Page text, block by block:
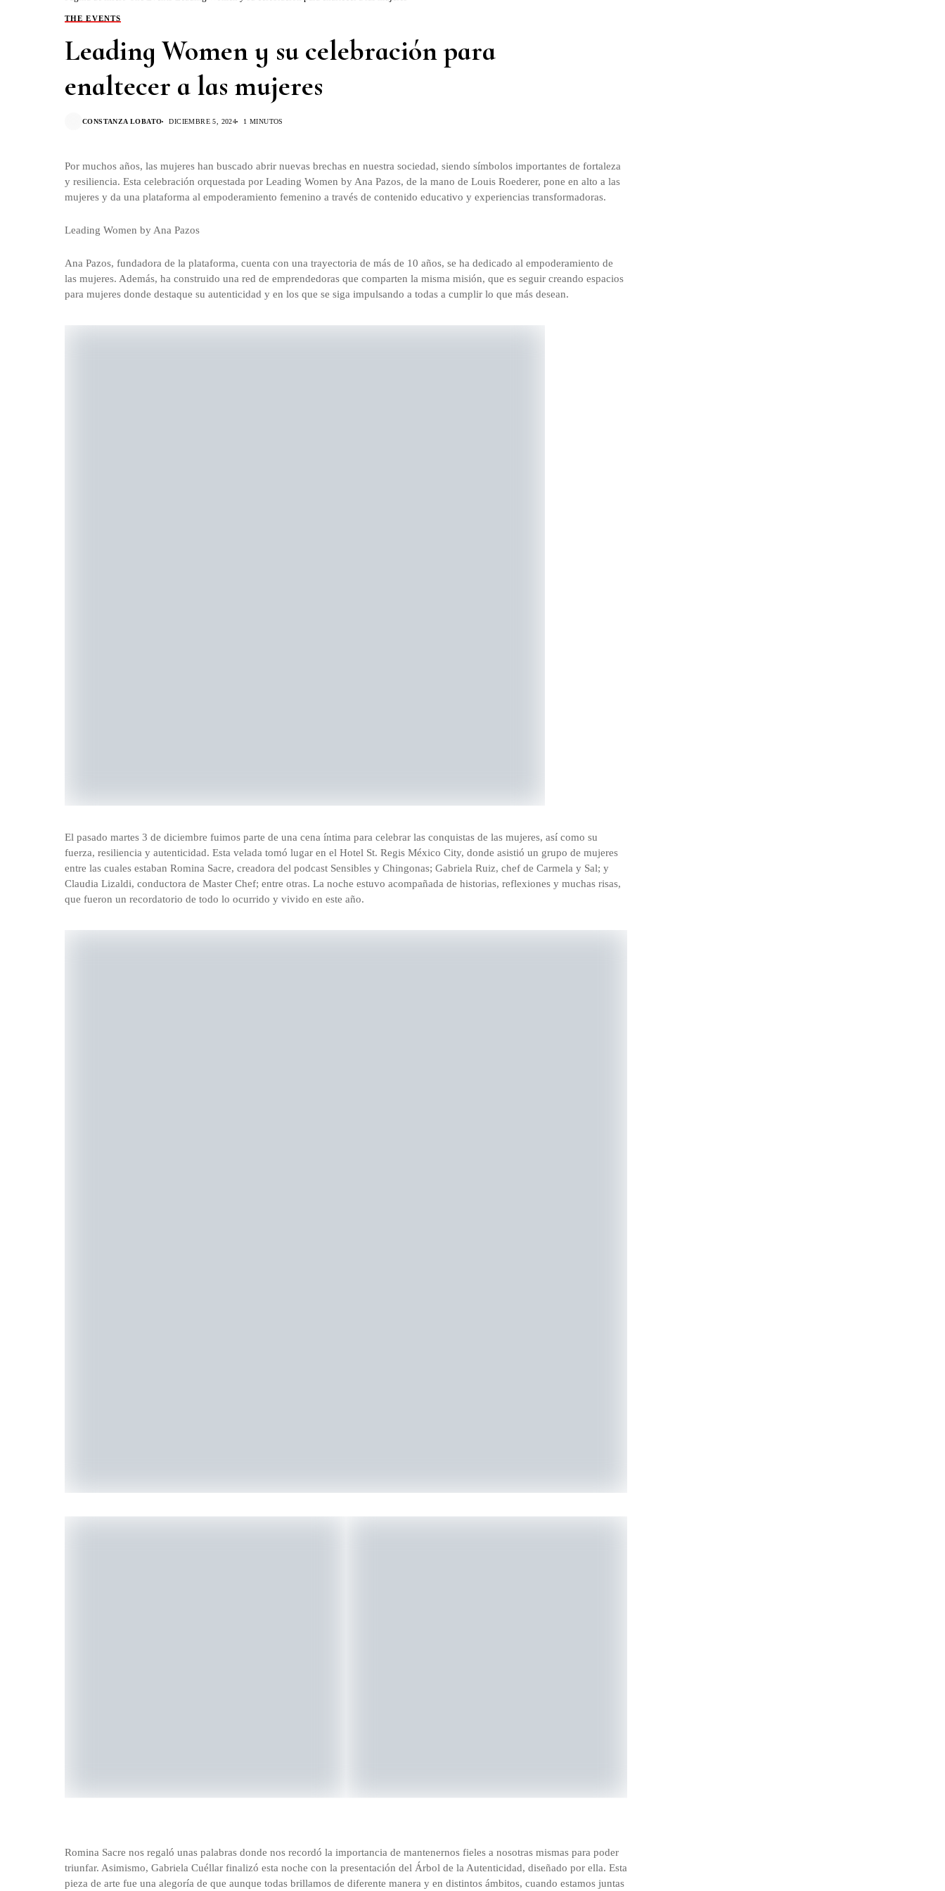
THE EVENTS
Leading Women y su celebración para
enaltecer a las mujeres
CONSTANZA LOBATO DICIEMBRE 5, 2024 1 MINUTOS
Por muchos años, las mujeres han buscado abrir nuevas brechas en nuestra sociedad, siendo símbolos importantes de fortaleza
y resiliencia. Esta celebración orquestada por Leading Women by Ana Pazos, de la mano de Louis Roederer, pone en alto a las
mujeres y da una plataforma al empoderamiento femenino a través de contenido educativo y experiencias transformadoras.
Leading Women by Ana Pazos
Ana Pazos, fundadora de la plataforma, cuenta con una trayectoria de más de 10 años, se ha dedicado al empoderamiento de
las mujeres. Además, ha construido una red de emprendedoras que comparten la misma misión, que es seguir creando espacios
para mujeres donde destaque su autenticidad y en los que se siga impulsando a todas a cumplir lo que más desean.
El pasado martes 3 de diciembre fuimos parte de una cena íntima para celebrar las conquistas de las mujeres, así como su
fuerza, resiliencia y autenticidad. Esta velada tomó lugar en el Hotel St. Regis México City, donde asistió un grupo de mujeres
entre las cuales estaban Romina Sacre, creadora del podcast Sensibles y Chingonas; Gabriela Ruiz, chef de Carmela y Sal; y
Claudia Lizaldi, conductora de Master Chef; entre otras. La noche estuvo acompañada de historias, reflexiones y muchas risas,
que fueron un recordatorio de todo lo ocurrido y vivido en este año.
Romina Sacre nos regaló unas palabras donde nos recordó la importancia de mantenernos fieles a nosotras mismas para poder
triunfar. Asimismo, Gabriela Cuéllar finalizó esta noche con la presentación del Árbol de la Autenticidad, diseñado por ella. Esta
pieza de arte fue una alegoría de que aunque todas brillamos de diferente manera y en distintos ámbitos, cuando estamos juntas